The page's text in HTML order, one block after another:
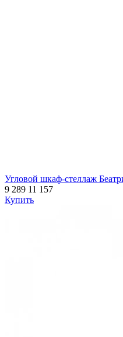
Угловой шкаф-стеллаж
9 289 11 157
Купить